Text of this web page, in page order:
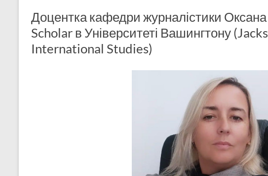
Доцентка кафедри журналістики
Scholar в Університеті Вашингтону
International Studies)